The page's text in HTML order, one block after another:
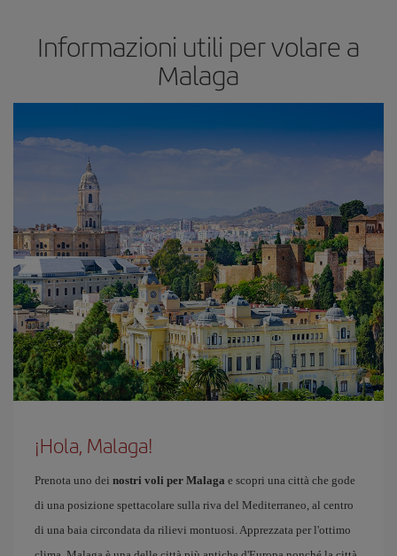
Informazioni utili per volare a
Malaga
¡Hola, Malaga!
Prenota uno dei nostri voli per Malaga e scopri una città che gode
di una posizione spettacolare sulla riva del Mediterraneo, al centro
di una baia circondata da rilievi montuosi. Apprezzata per l'ottimo